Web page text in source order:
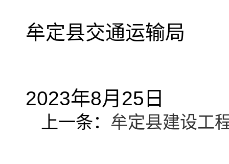
牟定县交通运输局
2023年8月25日
上一条： 牟定县建设工